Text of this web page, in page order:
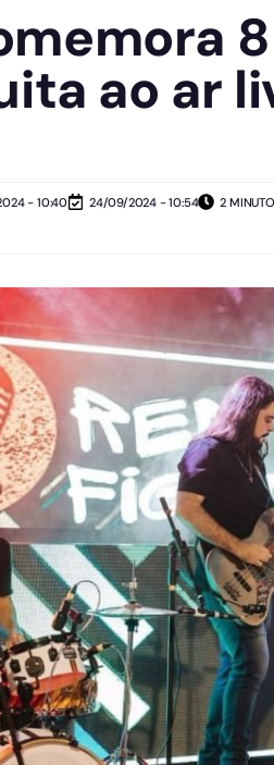
ao ar
- 10:40 24/09/2024 - 10:54 2